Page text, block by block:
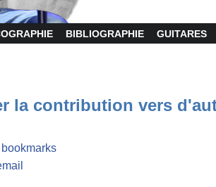
BIBLIOGRAPHIE GUITARES
la contribution vers